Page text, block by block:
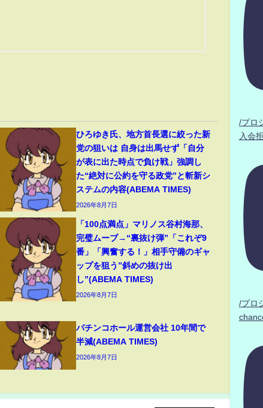
ひろゆき氏、地方首長選に絞った新
党の狙いは 自身は出馬せず「自分
が表に出た時点で負け戦」強調し
た“絶対に公約を守る政党”と斬新シ
ステムの内容(ABEMA TIMES)
2026年8月7日
「100点満点」マリノス谷村海那、
完璧ムーブ→“裏抜け弾”「これぞ9
番」「興奮する！」相手守備のギャ
ップを狙う”斜めの抜け出
し”(ABEMA TIMES)
2026年8月7日
パチンコホール運営会社 10年間で
半減(ABEMA TIMES)
2026年8月7日
/プロ
入会
/プロ